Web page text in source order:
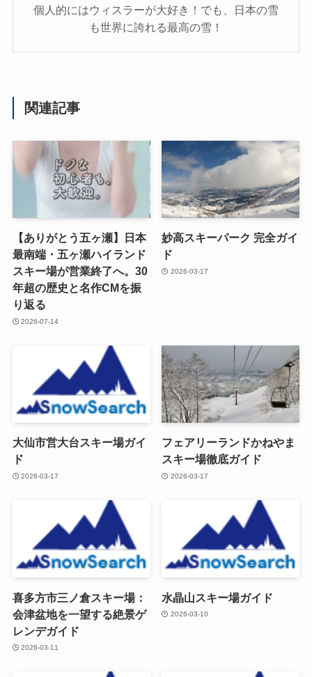
個人的にはウィスラーが大好き！でも、日本の雪
も世界に誇れる最高の雪！
関連記事
【ありがとう五ヶ瀬】日本
最南端・五ヶ瀬ハイランド
スキー場が営業終了へ。30
年超の歴史と名作CMを振
り返る
2026-07-14
妙高スキーパーク 完全ガイ
ド
2026-03-17
大仙市営大台スキー場ガイ
ド
2026-03-17
フェアリーランドかねやま
スキー場徹底ガイド
2026-03-17
喜多方市三ノ倉スキー場：
会津盆地を一望する絶景ゲ
レンデガイド
2026-03-11
水晶山スキー場ガイド
2026-03-10